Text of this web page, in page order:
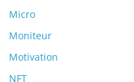
Micro
Moniteur
Motivation
NFT